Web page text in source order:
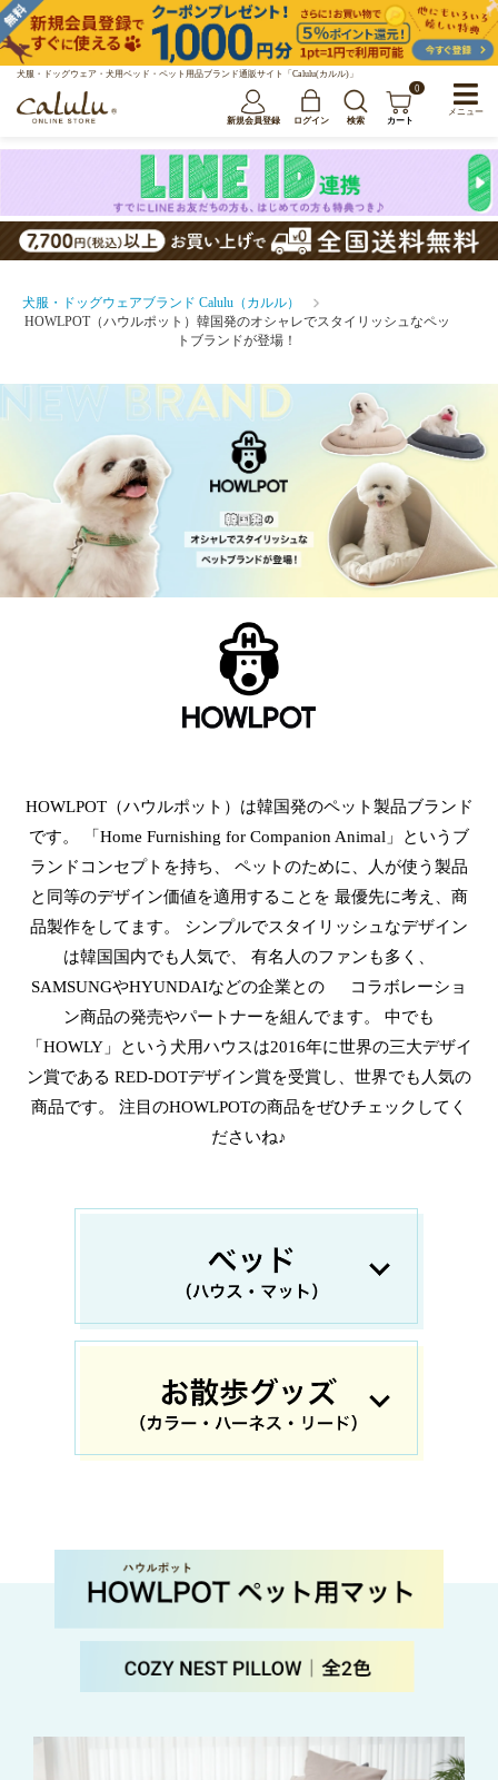
犬服・ドッグウェア・犬用ベッド・ペット用品ブランド通販サイト「Calulu(カルル)」
新規会員登録 ログイン 検索
0
カート
犬服・ドッグウェアブランド Calulu（カルル）
HOWLPOT（ハウルポット）韓国発のオシャレでスタイリッシュなペッ
トブランドが登場！
HOWLPOT（ハウルポット）は韓国発のペット製品ブランド
です。
「Home Furnishing for Companion Animal」というブ
ランドコンセプトを持ち、
ペットのために、人が使う製品
と同等のデザイン価値を適用することを 最優先に考え、商
品製作をしてます。 シンプルでスタイリッシュなデザイン
は韓国国内でも人気で、 有名人のファンも多く、
SAMSUNGやHYUNDAIなどの企業との
コラボレーショ
ン商品の発売やパートナーを組んでます。 中でも
「HOWLY」という犬用ハウスは2016年に世界の三大デザイ
ン賞である RED-DOTデザイン賞を受賞し、世界でも人気の
商品です。 注目のHOWLPOTの商品をぜひチェックしてく
ださいね♪
メニュー